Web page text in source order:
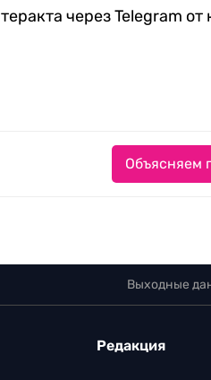
теракта через Telegram
Объясняем
Выходные
Редакция